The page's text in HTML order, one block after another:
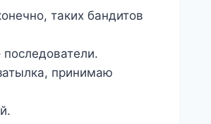
таких бандитов
принимаю